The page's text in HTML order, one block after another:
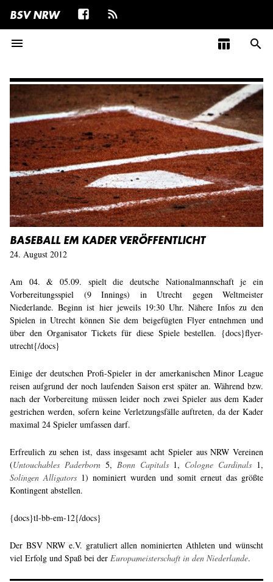
BSV NRW
menu
table_chart search
BASEBALL EM KADER VERÖFFENTLICHT
24. August 2012
Am 04. & 05.09. spielt die deutsche Nationalmannschaft je ein
Vorbereitungsspiel (9 Innings) in Utrecht gegen Weltmeister
Niederlande. Beginn ist hier jeweils 19:30 Uhr. Nähere Infos zu den
Spielen in Utrecht können Sie dem beigefügten Flyer entnehmen und
über den Organisator Tickets für diese Spiele bestellen. {docs}flyer-
utrecht{/docs}
Einige der deutschen Profi-Spieler in der amerkanischen Minor League
reisen aufgrund der noch laufenden Saison erst später an. Während bzw.
nach der Vorbereitung müssen leider noch zwei Spieler aus dem Kader
gestrichen werden, sofern keine Verletzungsfälle auftreten, da der Kader
maximal 24 Spieler umfassen darf.
Erfreulich zu sehen ist, dass insgesamt acht Spieler aus NRW Vereinen
(Untouchables Paderborn5, Bonn Capitals1, Cologne Cardinals 1,
Solingen Alligators 1) nominiert wurden und somit erneut das größte
Kontingent abstellen.
{docs}tl-bb-em-12{/docs}
Der BSV NRW e.V. gratuliert allen nominierten Athleten und wünscht
viel Erfolg und Spaß bei der Europameisterschaft in den Niederlande.